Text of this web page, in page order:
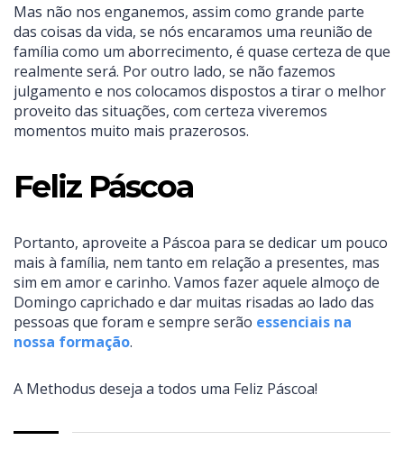
Mas não nos enganemos, assim como grande parte
das coisas da vida, se nós encaramos uma reunião de
família como um aborrecimento, é quase certeza de que
realmente será. Por outro lado, se não fazemos
julgamento e nos colocamos dispostos a tirar o melhor
proveito das situações, com certeza viveremos
momentos muito mais prazerosos.
Feliz Páscoa
Portanto, aproveite a Páscoa para se dedicar um pouco
mais à família, nem tanto em relação a presentes, mas
sim em amor e carinho. Vamos fazer aquele almoço de
Domingo caprichado e dar muitas risadas ao lado das
pessoas que foram e sempre serão essenciais na
nossa formação.
A Methodus deseja a todos uma Feliz Páscoa!